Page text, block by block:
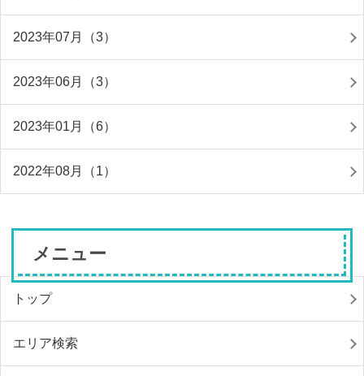
2023年07月（3）
2023年06月（3）
2023年01月（6）
2022年08月（1）
メニュー
トップ
エリア検索